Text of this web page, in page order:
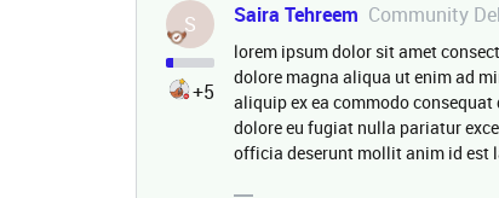
S
+5
Saira Tehreem Community
lorem ipsum dolor sit amet
dolore magna aliqua ut enim ad
aliquip ex ea commodo
dolore eu fugiat nulla pariatur
officia deserunt mollit anim id est